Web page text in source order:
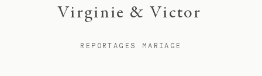
Virginie & Victor
REPORTAGES MARIAGE
Portfolio